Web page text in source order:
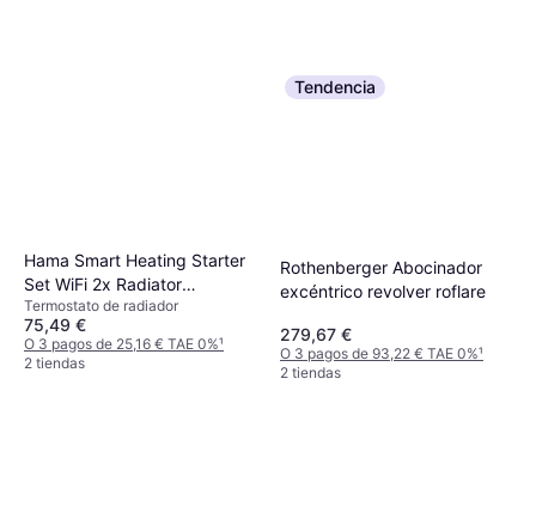
Hama Smart Heating Starter
Set WiFi 2x Radiator
Thermostat
Termostato de radiador
75,49 €
O 3 pagos de 25,16 € TAE 0%¹
2 tiendas
Tendencia
Rothenberger Abocinador
excéntrico revolver roflare
279,67 €
O 3 pagos de 93,22 € TAE 0%¹
2 tiendas